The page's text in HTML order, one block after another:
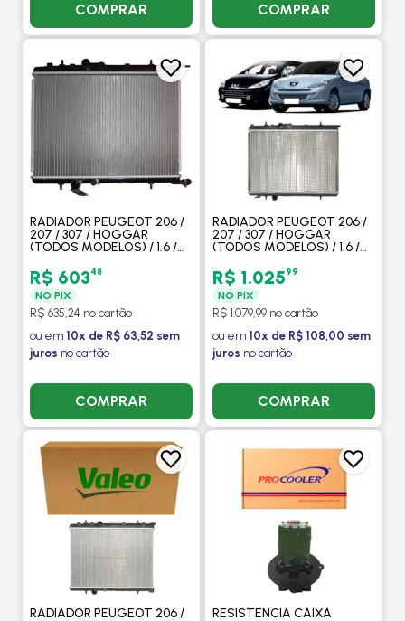
COMPRAR COMPRAR
RADIADOR PEUGEOT 206 /
207 / 307 / HOGGAR
(TODOS MODELOS) / 1.6 /
PICASSO / COM / SEM AR /
MANUAL - PROCOOLER
R$ 60348
NO PIX
R$ 635,24 no cartão
ou em 10x de R$ 63,52 sem
juros no cartão
COMPRAR
RADIADOR PEUGEOT 206 /
207 / 307 / HOGGAR
(TODOS MODELOS) / 1.6 /
PICASSO / COM / SEM AR /
MANUAL - VALEO
R$ 1.02599
NO PIX
R$ 1.079,99 no cartão
ou em 10x de R$ 108,00 sem
juros no cartão
COMPRAR
RADIADOR PEUGEOT 206 /
RESISTENCIA CAIXA